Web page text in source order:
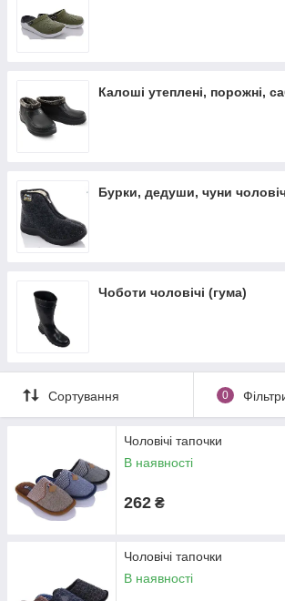
Калоші утеплені, порожні,
Бурки, дедуши, чуни
Чоботи чоловічі (гума)
Сортування 0
Чоловічі тапочки
В наявності
262 ₴
Чоловічі тапочки
В наявності